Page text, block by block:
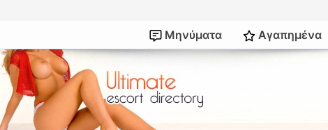
Μηνύματα Αγαπημένα